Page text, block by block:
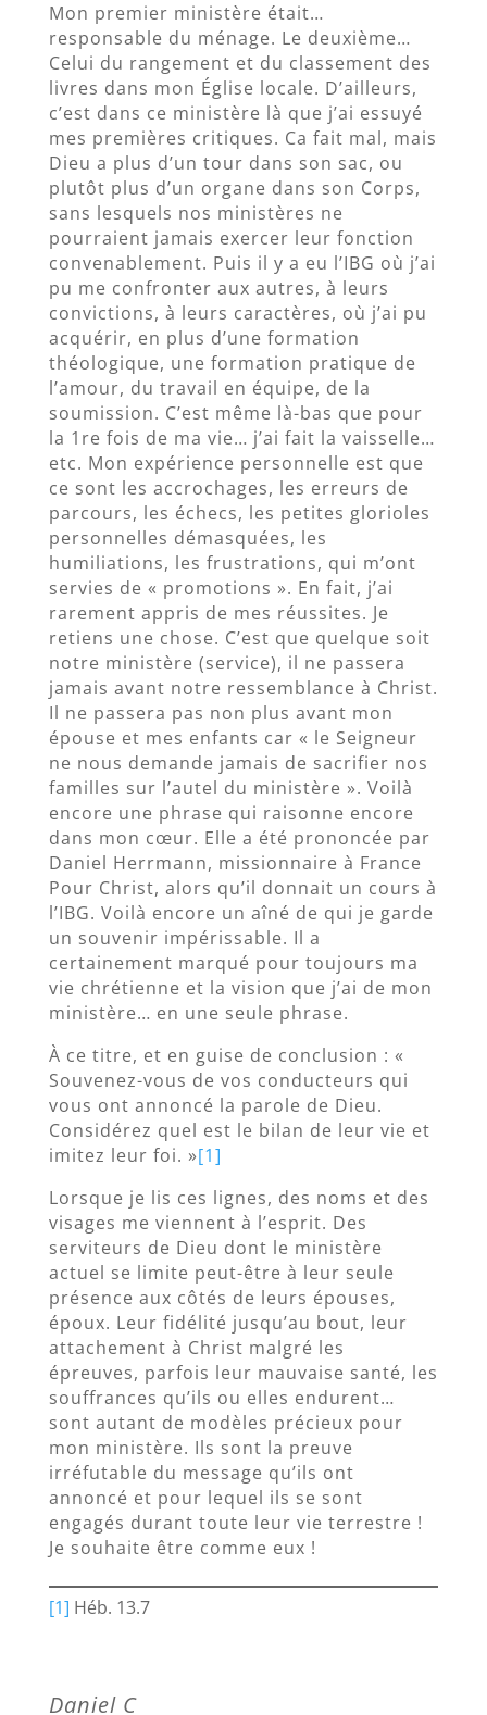
Mon premier ministère était…
responsable du ménage. Le deuxième…
Celui du rangement et du classement des
livres dans mon Église locale. D’ailleurs,
c’est dans ce ministère là que j’ai essuyé
mes premières critiques. Ca fait mal, mais
Dieu a plus d’un tour dans son sac, ou
plutôt plus d’un organe dans son Corps,
sans lesquels nos ministères ne
pourraient jamais exercer leur fonction
convenablement. Puis il y a eu l’IBG où j’ai
pu me confronter aux autres, à leurs
convictions, à leurs caractères, où j’ai pu
acquérir, en plus d’une formation
théologique, une formation pratique de
l’amour, du travail en équipe, de la
soumission. C’est même là-bas que pour
la 1re fois de ma vie… j’ai fait la vaisselle…
etc. Mon expérience personnelle est que
ce sont les accrochages, les erreurs de
parcours, les échecs, les petites glorioles
personnelles démasquées, les
humiliations, les frustrations, qui m’ont
servies de « promotions ». En fait, j’ai
rarement appris de mes réussites. Je
retiens une chose. C’est que quelque soit
notre ministère (service), il ne passera
jamais avant notre ressemblance à Christ.
Il ne passera pas non plus avant mon
épouse et mes enfants car « le Seigneur
ne nous demande jamais de sacrifier nos
familles sur l’autel du ministère ». Voilà
encore une phrase qui raisonne encore
dans mon cœur. Elle a été prononcée par
Daniel Herrmann, missionnaire à France
Pour Christ, alors qu’il donnait un cours à
l’IBG. Voilà encore un aîné de qui je garde
un souvenir impérissable. Il a
certainement marqué pour toujours ma
vie chrétienne et la vision que j’ai de mon
ministère… en une seule phrase.
À ce titre, et en guise de conclusion : «
Souvenez-vous de vos conducteurs qui
vous ont annoncé la parole de Dieu.
Considérez quel est le bilan de leur vie et
imitez leur foi. »[1]
Lorsque je lis ces lignes, des noms et des
visages me viennent à l’esprit. Des
serviteurs de Dieu dont le ministère
actuel se limite peut-être à leur seule
présence aux côtés de leurs épouses,
époux. Leur fidélité jusqu’au bout, leur
attachement à Christ malgré les
épreuves, parfois leur mauvaise santé, les
souffrances qu’ils ou elles endurent…
sont autant de modèles précieux pour
mon ministère. Ils sont la preuve
irréfutable du message qu’ils ont
annoncé et pour lequel ils se sont
engagés durant toute leur vie terrestre !
Je souhaite être comme eux !
[1] Héb. 13.7
Daniel C